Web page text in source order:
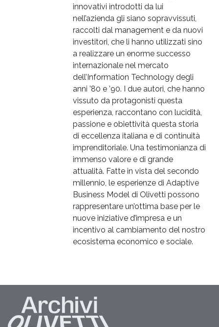
innovativi introdotti da lui
nell’azienda gli siano sopravvissuti,
raccolti dal management e da nuovi
investitori, che li hanno utilizzati sino
a realizzare un enorme successo
internazionale nel mercato
dell’Information Technology degli
anni ’80 e ’90. I due autori, che hanno
vissuto da protagonisti questa
esperienza, raccontano con lucidità,
passione e obiettività questa storia
di eccellenza italiana e di continuità
imprenditoriale. Una testimonianza di
immenso valore e di grande
attualità. Fatte in vista del secondo
millennio, le esperienze di Adaptive
Business Model di Olivetti possono
rappresentare un’ottima base per le
nuove iniziative d’impresa e un
incentivo al cambiamento del nostro
ecosistema economico e sociale.